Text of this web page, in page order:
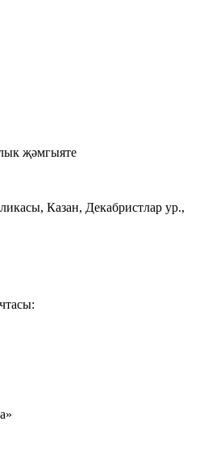
җәмгыяте
Казан, Декабристлар ур.,